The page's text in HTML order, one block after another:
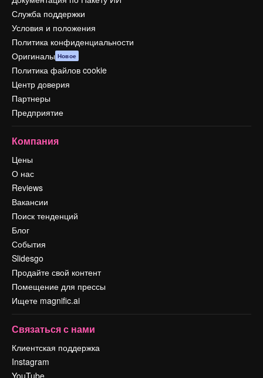
Служба поддержки
Условия и положения
Политика конфиденциальности
Оригиналы Новое
Политика файлов cookie
Центр доверия
Партнеры
Предприятие
Компания
Цены
О нас
Reviews
Вакансии
Поиск тенденций
Блог
События
Slidesgo
Продайте свой контент
Помещение для прессы
Ищете magnific.ai
Связаться с нами
Клиентская поддержка
Instagram
YouTube